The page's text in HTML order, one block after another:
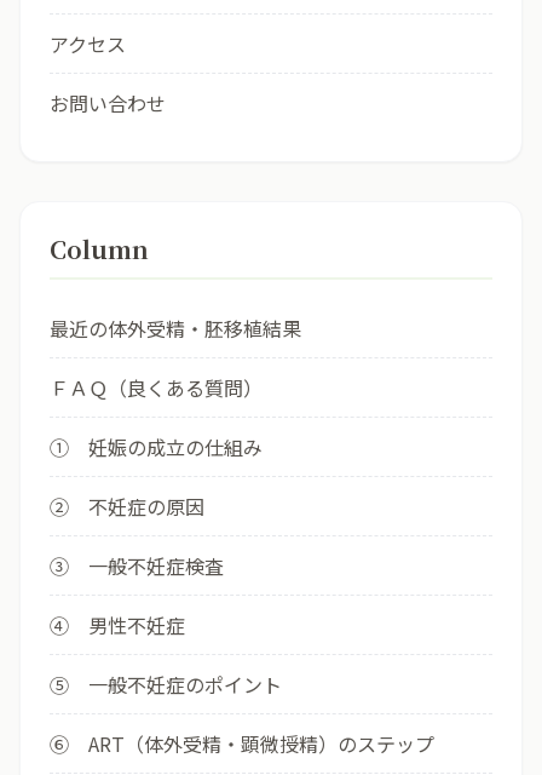
アクセス
お問い合わせ
Column
最近の体外受精・胚移植結果
ＦＡＱ（良くある質問）
① 妊娠の成立の仕組み
② 不妊症の原因
③ 一般不妊症検査
④ 男性不妊症
⑤ 一般不妊症のポイント
⑥ ART（体外受精・顕微授精）のステップ